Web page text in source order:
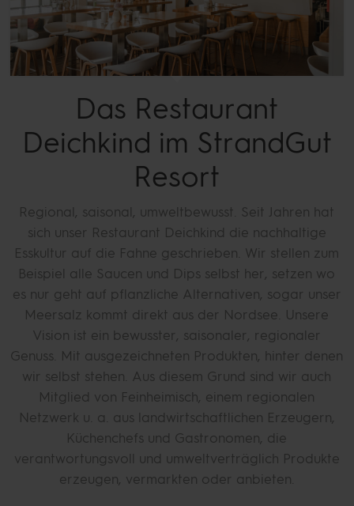
Das Restaurant
Deichkind im StrandGut
Resort
Regional, saisonal, umweltbewusst. Seit Jahren hat
sich unser Restaurant Deichkind die nachhaltige
Esskultur auf die Fahne geschrieben. Wir stellen zum
Beispiel alle Saucen und Dips selbst her, setzen wo
es nur geht auf pflanzliche Alternativen, sogar unser
Meersalz kommt direkt aus der Nordsee. Unsere
Vision ist ein bewusster, saisonaler, regionaler
Genuss. Mit ausgezeichneten Produkten, hinter denen
wir selbst stehen. Aus diesem Grund sind wir auch
Mitglied von Feinheimisch, einem regionalen
Netzwerk u. a. aus landwirtschaftlichen Erzeugern,
Küchenchefs und Gastronomen, die
verantwortungsvoll und umweltverträglich Produkte
erzeugen, vermarkten oder anbieten.